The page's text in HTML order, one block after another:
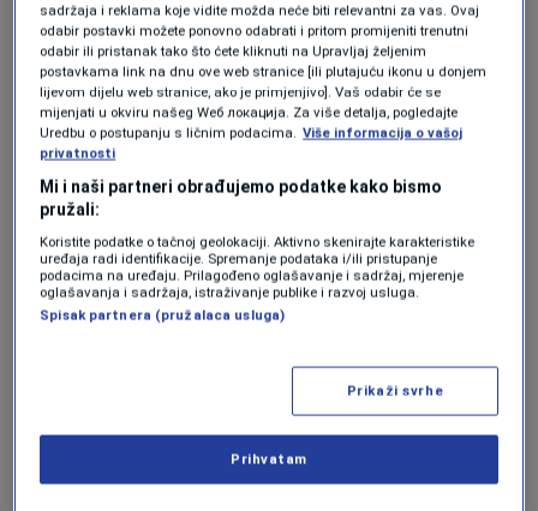
premašiti brojku od 10 miliona prije 2050.
godine, te da Švicarska treba raskinuti svoj
sporazum o slobodi kretanja s EU-om.
Novo istraživanje agencije GfS Bern za javnu
radioteleviziju SRG, provedeno od 20. travnja
do 3. svibnja, pokazuje da je 47 posto od 19.728
ispitanika za prijedlog, dok je 47 posto protiv.
Anketa koju je krajem travnja objavio drugi
institut za ispitivanje javnog mnijenja
pokazala je blagu većinu u korist ove
inicijative, prenosi Reuters.
sadržaja i reklama koje vidite možda neće biti relevantni za vas. Ovaj
odabir postavki možete ponovno odabrati i pritom promijeniti trenutni
odabir ili pristanak tako što ćete kliknuti na Upravljaj željenim
postavkama link na dnu ove web stranice [ili plutajuću ikonu u donjem
lijevom dijelu web stranice, ako je primjenjivo]. Vaš odabir će se
mijenjati u okviru našeg Wеб локација. Za više detalja, pogledajte
Uredbu o postupanju s ličnim podacima. Više informacija o vašoj
privatnosti
Mi i naši partneri obrađujemo podatke kako bismo
pružali:
Koristite podatke o tačnoj geolokaciji. Aktivno skenirajte karakteristike
uređaja radi identifikacije. Spremanje podataka i/ili pristupanje
podacima na uređaju. Prilagođeno oglašavanje i sadržaj, mjerenje
oglašavanja i sadržaja, istraživanje publike i razvoj usluga.
Spisak partnera (pružalaca usluga)
Prikaži svrhe
Prihvatam